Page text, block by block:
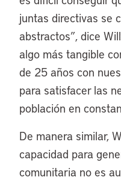
juntas directivas se
abstractos”, dice
algo más tangible
de 25 años con
para satisfacer las
población en
De manera similar,
capacidad para
comunitaria no es